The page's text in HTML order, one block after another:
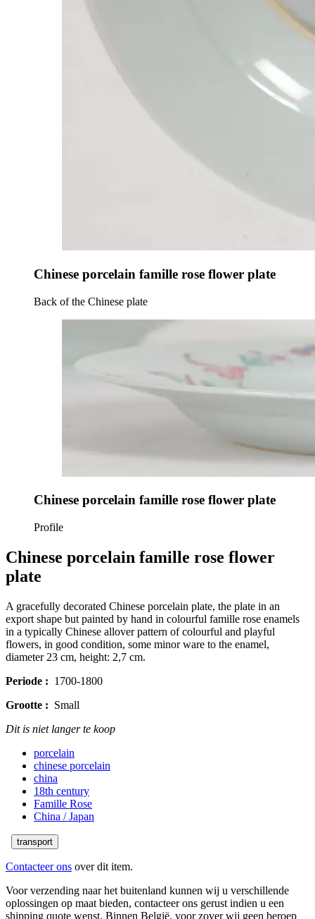
Chinese porcelain famille rose flower plate
Back of the Chinese plate
Chinese porcelain famille rose flower plate
Profile
Chinese porcelain famille rose flower
plate
A gracefully decorated Chinese porcelain plate, the plate in an
export shape but painted by hand in colourful famille rose enamels
in a typically Chinese allover pattern of colourful and playful
flowers, in good condition, some minor ware to the enamel,
diameter 23 cm, height: 2,7 cm.
Periode : 1700-1800
Grootte : Small
Dit is niet langer te koop
porcelain
chinese porcelain
china
18th century
Famille Rose
China / Japan
transport
Contacteer ons over dit item.
Voor verzending naar het buitenland kunnen wij u verschillende
oplossingen op maat bieden, contacteer ons gerust indien u een
shipping quote wenst. Binnen België, voor zover wij geen beroep